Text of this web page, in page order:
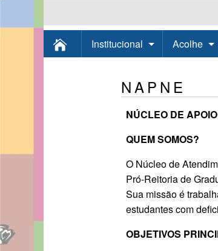
Institucional Acolhe
NAPNE
NÚCLEO DE
QUEM SOMOS?
O Núcleo de
Pró-Reitoria de
Sua missão é
estudantes com
OBJETIVOS